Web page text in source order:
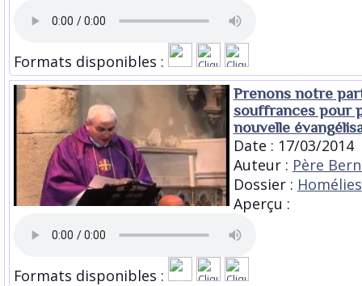
Formats disponibles :
Prenons notre
souffrances pour
nouvelle
Date : 17/03/2014
Auteur : Père
Dossier : Homélies
Aperçu :
Formats disponibles :